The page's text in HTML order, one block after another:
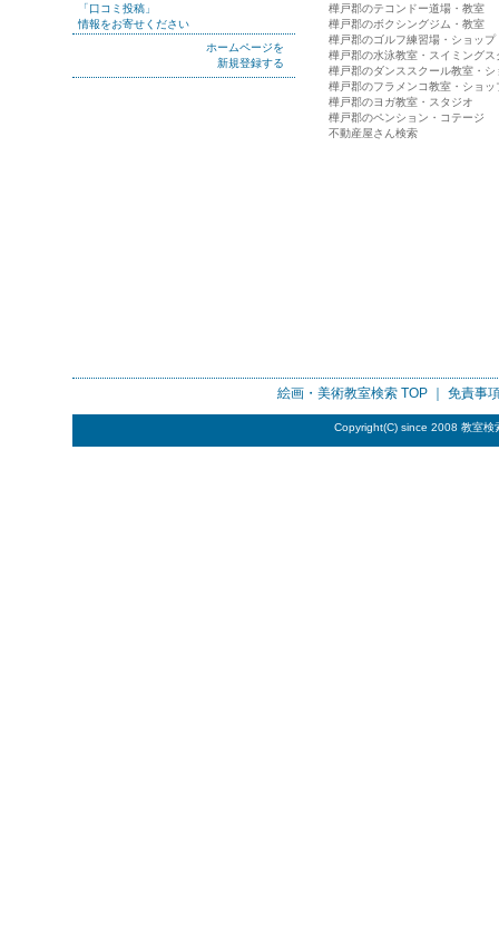
樺戸郡のテコンドー道場・教室
樺戸郡のボクシングジム・教室
樺戸郡のゴルフ練習場・ショップ
樺戸郡の水泳教室・スイミングス
樺戸郡のダンススクール教室・シ
樺戸郡のフラメンコ教室・ショッ
樺戸郡のヨガ教室・スタジオ
樺戸郡のペンション・コテージ
不動産屋さん検索
「口コミ投稿」
情報をお寄せください
ホームページを
新規登録する
絵画・美術教室検索TOP ｜ 免責事
Copyright(C) since 2008 教室検